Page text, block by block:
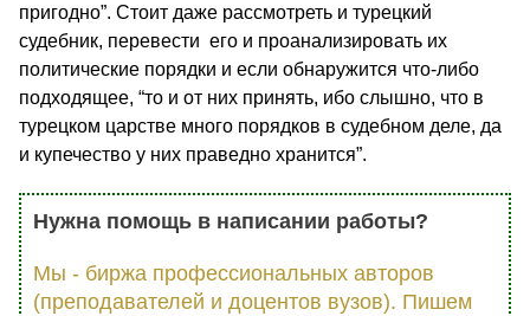
пригодно”. Стоит даже рассмотреть и турецкий
судебник, перевести его и проанализировать их
политические порядки и если обнаружится что-либо
подходящее, “то и от них принять, ибо слышно, что в
турецком царстве много порядков в судебном деле, да
и купечество у них праведно хранится”.
Нужна помощь в написании работы?
Мы - биржа профессиональных авторов
(преподавателей и доцентов вузов). Пишем